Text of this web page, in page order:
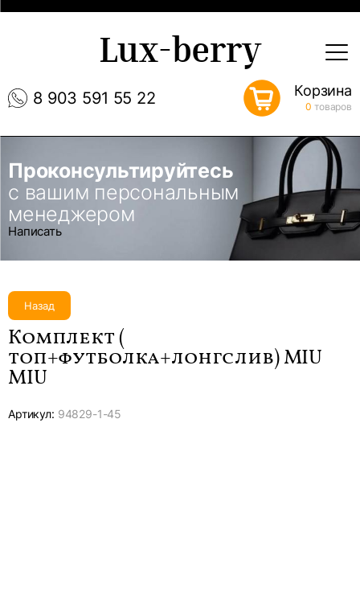
8 903 591 55 22
Lux-berry
Корзина
0 товаров
Проконсультируйтесь
с вашим персональным
менеджером
Написать
Назад
Комплект (
топ+футболка+лонгслив) MIU
MIU
Артикул: 94829-1-45